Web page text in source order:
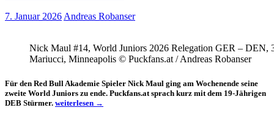
7. Januar 2026 Andreas Robanser
Nick Maul #14, World Juniors 2026 Relegation GER – DEN,
Mariucci, Minneapolis © Puckfans.at / Andreas Robanser
Für den Red Bull Akademie Spieler Nick Maul ging am Wochenende seine
zweite World Juniors zu ende. Puckfans.at sprach kurz mit dem 19-Jährigen
DEB Stürmer. Nick
weiterlesen →